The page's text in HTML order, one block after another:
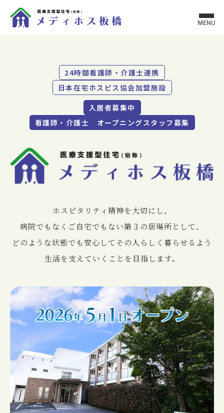
MENU
24時間看護師・介護士連携
日本在宅ホスピス協会加盟施設
入居者募集中
看護師・介護士 オープニングスタッフ募集
ホスピタリティ精神を⼤切にし、
病院でもなくご⾃宅でもない第３の居場所として、
どのような状態でも安⼼してその⼈らしく暮らせるよう
⽣活を⽀えていくことを⽬指します。